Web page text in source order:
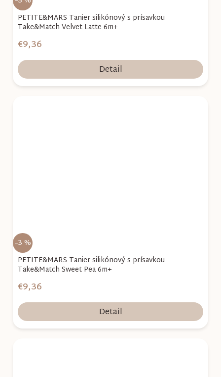
PETITE&MARS Tanier silikónový s prísavkou
Take&Match Velvet Latte 6m+
€9,36
Detail
–3 %
PETITE&MARS Tanier silikónový s prísavkou
Take&Match Sweet Pea 6m+
€9,36
Detail